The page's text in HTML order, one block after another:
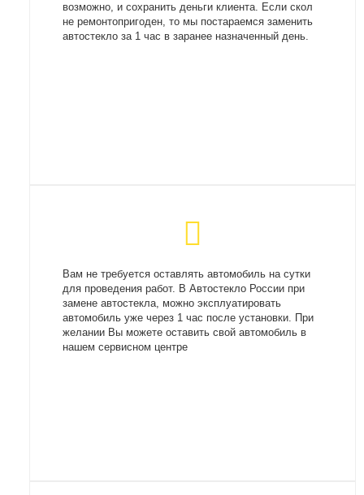
возможно, и сохранить деньги клиента. Если скол
не ремонтопригоден, то мы постараемся заменить
автостекло за 1 час в заранее назначенный день.
Вам не требуется оставлять автомобиль на сутки
для проведения работ. В Автостекло России при
замене автостекла, можно эксплуатировать
автомобиль уже через 1 час после установки. При
желании Вы можете оставить свой автомобиль в
нашем сервисном центре